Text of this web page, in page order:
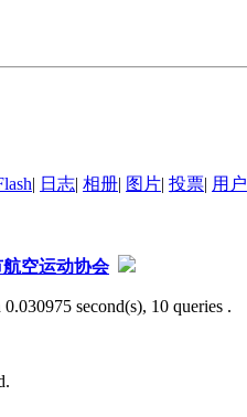
| 日志| 相册| 图片| 投票| 用户
空运动协会
0.030975 second(s), 10 queries .